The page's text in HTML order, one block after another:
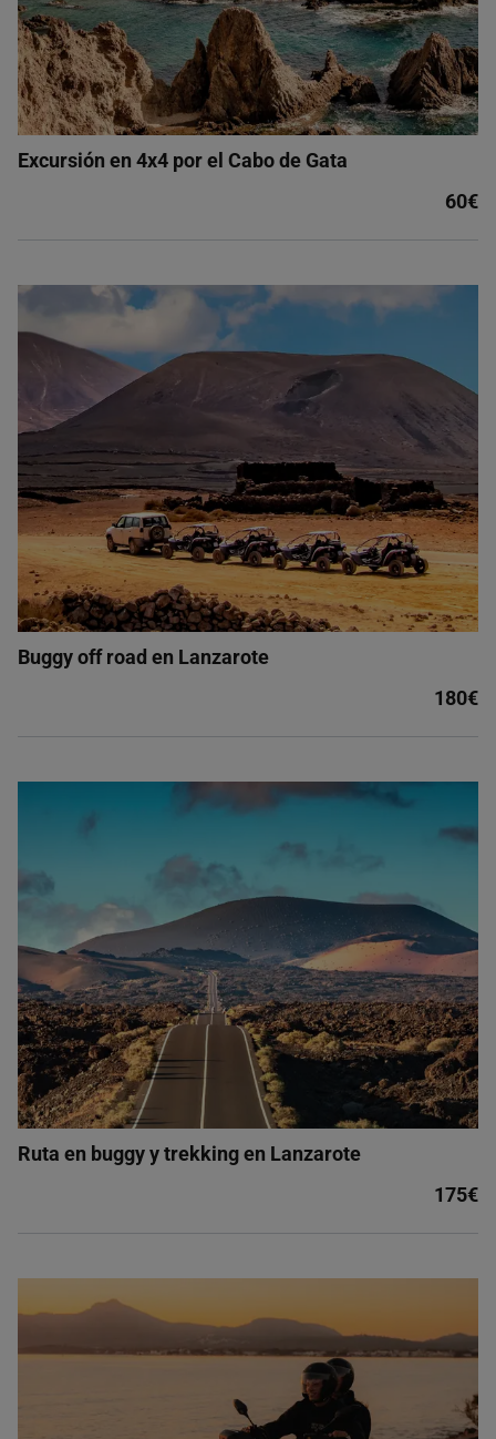
Excursión en 4x4 por el Cabo de Gata
60€
Buggy off road en Lanzarote
180€
Ruta en buggy y trekking en Lanzarote
175€